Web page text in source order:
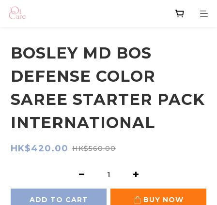
BOSLEY MD BOS
DEFENSE COLOR
SAREE STARTER PACK
INTERNATIONAL
HK$420.00 HK$560.00
ADD TO CART BUY NOW